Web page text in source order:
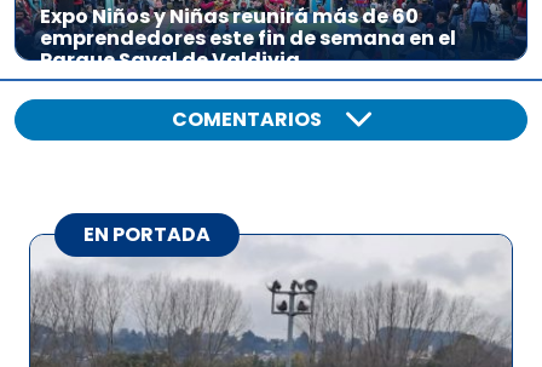
Expo Niños y Niñas reunirá más de 60
emprendedores este fin de semana en el
Parque Saval de Valdivia
COMENTARIOS
EN PORTADA